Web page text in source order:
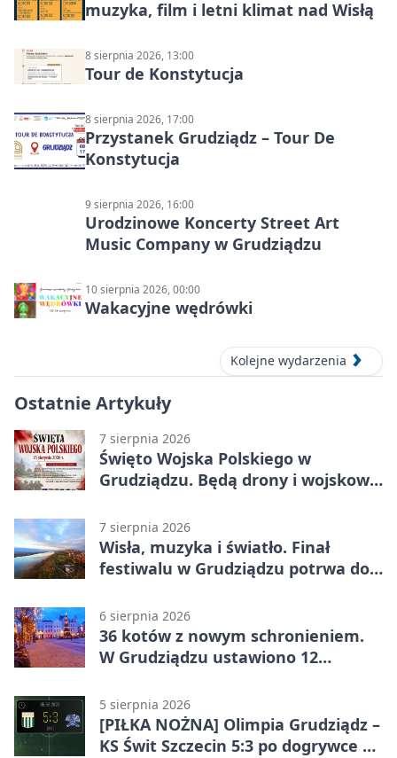
muzyka, film i letni klimat nad Wisłą
8 sierpnia 2026, 13:00
Tour de Konstytucja
8 sierpnia 2026, 17:00
Przystanek Grudziądz – Tour De
Konstytucja
9 sierpnia 2026, 16:00
Urodzinowe Koncerty Street Art
Music Company w Grudziądzu
10 sierpnia 2026, 00:00
Wakacyjne wędrówki
Kolejne wydarzenia
Ostatnie Artykuły
7 sierpnia 2026
Święto Wojska Polskiego w
Grudziądzu. Będą drony i wojskowa
7 sierpnia 2026
Wisła, muzyka i światło. Finał
festiwalu w Grudziądzu potrwa do
6 sierpnia 2026
36 kotów z nowym schronieniem.
W Grudziądzu ustawiono 12
5 sierpnia 2026
[PIŁKA NOŻNA] Olimpia Grudziądz –
KS Świt Szczecin 5:3 po dogrywce w